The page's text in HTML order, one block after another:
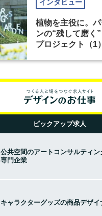
インタビュー
植物を主役に。
ンの“残して磨く
プロジェクト（1）
ピックアップ求人
公共空間のアートコンサルティ
専門企業
キャラクターグッズの商品デザイ